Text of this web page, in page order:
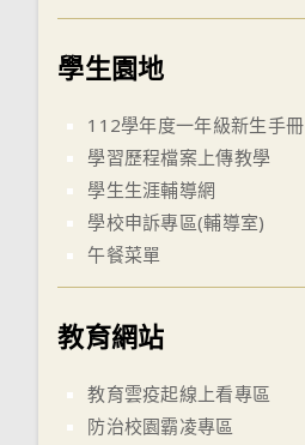
學生園地
112學年度一年級新生手冊
學習歷程檔案上傳教學
學生生涯輔導網
學校申訴專區(輔導室)
午餐菜單
教育網站
教育雲疫起線上看專區
防治校園霸凌專區